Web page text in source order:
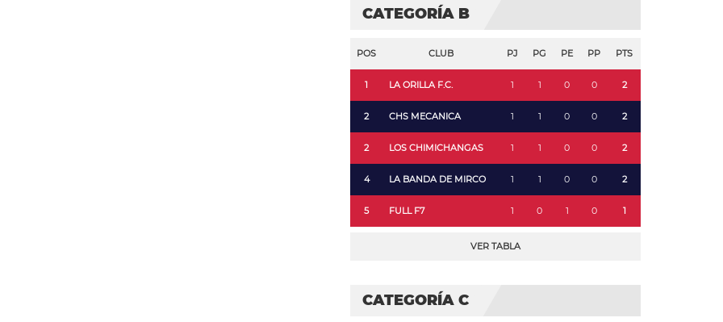
CATEGORÍA B
POS CLUB PJ PG PE PP PTS
1 LA ORILLA F.C. 1 1 0 0 2
2 CHS MECANICA 1 1 0 0 2
2 LOS CHIMICHANGAS 1 1 0 0 2
4 LA BANDA DE MIRCO 1 1 0 0 2
5 FULL F7 1 0 1 0 1
VER TABLA
CATEGORÍA C